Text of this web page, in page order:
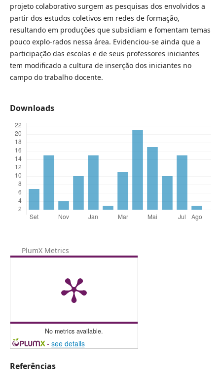
projeto colaborativo surgem as pesquisas dos envolvidos a
partir dos estudos coletivos em redes de formação,
resultando em produções que subsidiam e fomentam temas
pouco explo-rados nessa área. Evidenciou-se ainda que a
participação das escolas e de seus professores iniciantes
tem modificado a cultura de inserção dos iniciantes no
campo do trabalho docente.
Downloads
PlumX Metrics
No metrics available.
- see details
Referências